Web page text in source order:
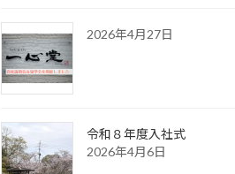
2026年4月27日
令和８年度入社式
2026年4月6日